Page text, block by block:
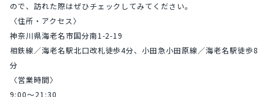
ので、訪れた際はぜひチェックしてみてください。
〈住所・アクセス〉
神奈川県海老名市国分南1-2-19
相鉄線／海老名駅北口改札徒歩4分、小田急小田原線／海老名駅徒歩8
分
〈営業時間〉
9:00～21:30